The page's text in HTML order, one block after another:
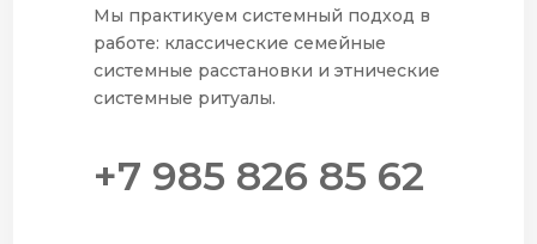
Мы практикуем системный подход в
работе: классические семейные
системные расстановки и этнические
системные ритуалы.
+7 985 826 85 62